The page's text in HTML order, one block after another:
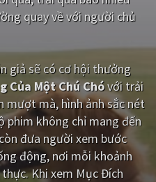
Gia đình
Lịch sử
Tiểu sử
DramaTV
Trung Quốc - Hồng Kông
quay về với người chủ
giả sẽ có cơ hội thưởng
Của Một Chú Chóvới trải
mượt mà, hình ảnh sắc nét
phim không chỉ mang đến
đưa người xem bước
động, nơi mỗi khoảnh
Khi xem Mục Đích